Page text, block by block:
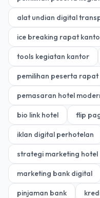
alat undian digital
ice breaking rapat
tools kegiatan kantor
pemilihan peserta rapat
pemasaran hotel
bio link hotel flip
iklan digital perhotelan
strategi marketing hotel
marketing bank digital
pinjaman bank